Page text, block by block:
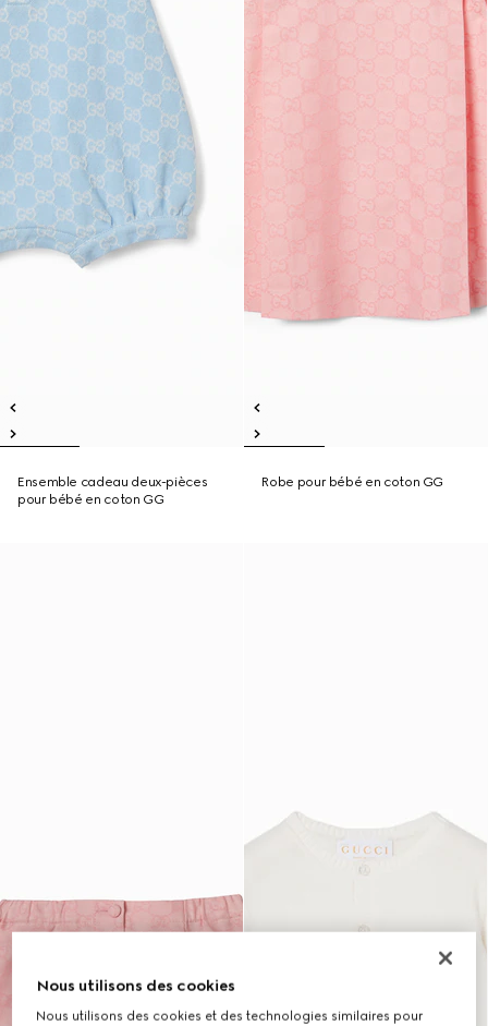
Ensemble cadeau deux-pièces
pour bébé en coton GG
Robe pour bébé en coton GG
Nous utilisons des cookies
Nous utilisons des cookies et des technologies similaires pour